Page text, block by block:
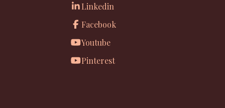
Linkedin
Facebook
Youtube
Pinterest